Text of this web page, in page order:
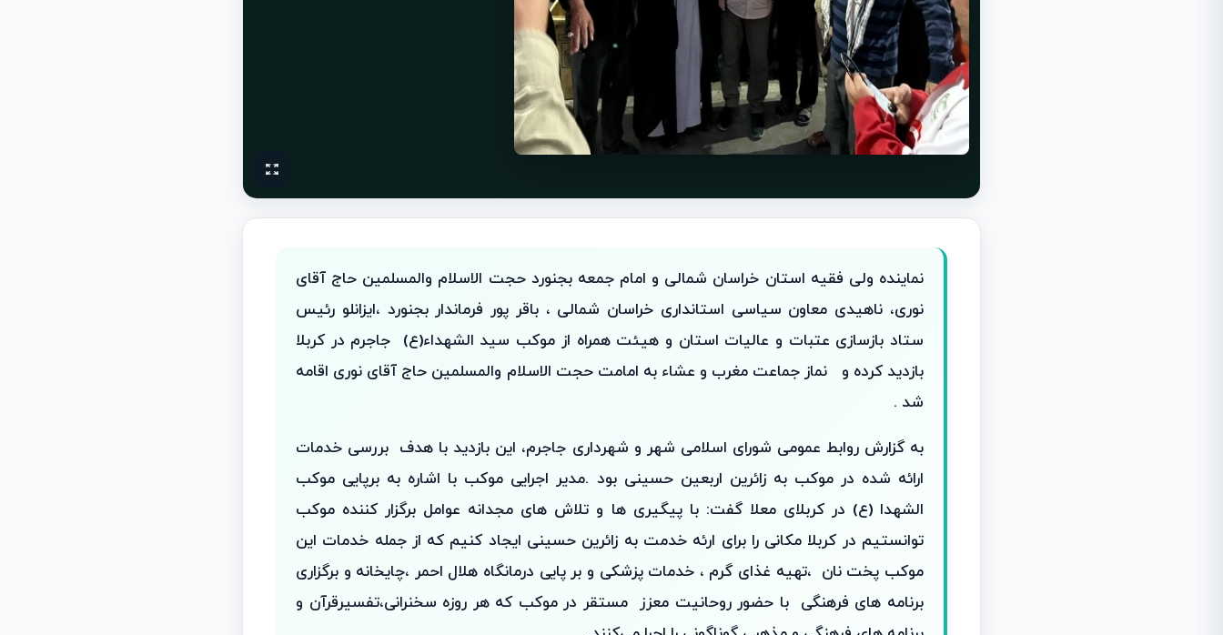
نماینده ولی فقیه استان خراسان شمالی و امام جمعه بجنورد حجت الاسلام والمسلمین حاج آقای
نوری، ناهیدی معاون سیاسی استانداری خراسان شمالی ، باقر پور فرماندار بجنورد ،ایزانلو رئیس
ستاد بازسازی عتبات و عالیات استان و هیئت همراه از موکب سید الشهداء(ع) جاجرم در کربلا
بازدید کرده و نماز جماعت مغرب و عشاء به امامت حجت الاسلام والمسلمین حاج آقای نوری اقامه
شد .
به گزارش روابط عمومی شورای اسلامی شهر و شهرداری جاجرم، این بازدید با هدف بررسی خدمات
ارائه شده در موکب به زائرین اربعین حسینی بود .مدیر اجرایی موکب با اشاره به برپایی موکب
الشهدا (ع) در کربلای معلا گفت: با پیگیری ها و تلاش های مجدانه عوامل برگزار کننده موکب
توانستیم در کربلا مکانی را برای ارئه خدمت به زائرین حسینی ایجاد کنیم که از جمله خدمات این
موکب پخت نان ،تهیه غذای گرم ، خدمات پزشکی و بر پایی درمانگاه هلال احمر ،چایخانه و برگزاری
برنامه های فرهنگی با حضور روحانیت معزز مستقر در موکب که هر روزه سخنرانی،تفسیرقرآن و